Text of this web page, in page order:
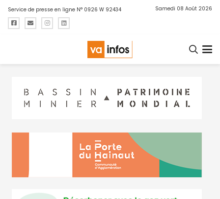
Service de presse en ligne N° 0926 W 92434 Samedi 08 Août 2026